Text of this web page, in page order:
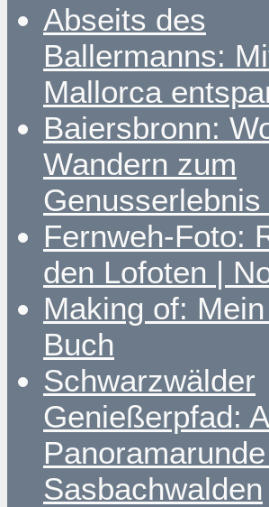
Abseits des
Ballermanns:
Mallorca
Baiersbronn:
Wandern zum
Genusserlebnis
Fernweh-Foto:
den Lofoten |
Making of:
Buch
Schwarzwälder
Genießerpfad:
Sasbachwalden